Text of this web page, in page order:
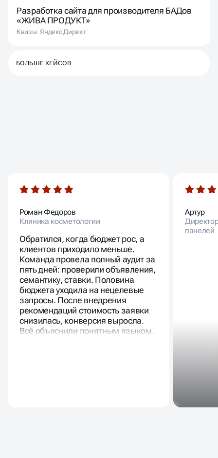
Разработка сайта для производителя БАДов
«ЖИВА ПРОДУКТ»
Квизы Яндекс Директ
БОЛЬШЕ КЕЙСОВ
Роман Федоров
Клиника косметологии
Обратился, когда бюджет рос, а
клиентов приходило меньше.
Команда провела полный аудит за
пять дней: проверили объявления,
семантику, ставки. Половина
бюджета уходила на нецелевые
запросы. После внедрения
рекомендаций стоимость заявки
снизилась, конверсия выросла.
Всё объяснили понятным языком.
Артур
панелей